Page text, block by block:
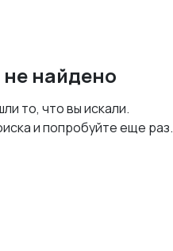
не найдено
то, что вы искали.
и попробуйте еще раз.